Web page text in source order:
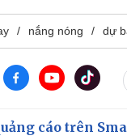
nắng nóng dự
cáo trên